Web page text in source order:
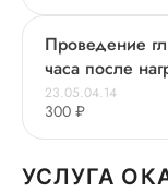
Проведение
часа после
23.05.04.14
300 ₽
УСЛУГА